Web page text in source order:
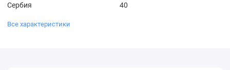
Сербия 40
Все характеристики